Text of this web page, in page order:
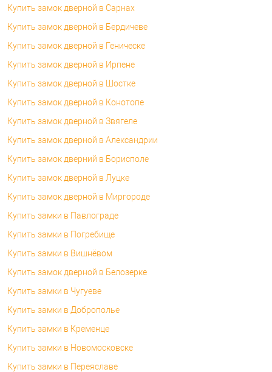
Купить замок дверной в Сарнах
Купить замок дверной в Бердичеве
Купить замок дверной в Геническе
Купить замок дверной в Ирпене
Купить замок дверной в Шостке
Купить замок дверной в Конотопе
Купить замок дверной в Звягеле
Купить замок дверной в Александрии
Купить замок дверний в Борисполе
Купить замок дверной в Луцке
Купить замок дверной в Миргороде
Купить замки в Павлограде
Купить замки в Погребище
Купить замки в Вишнёвом
Купить замок дверной в Белозерке
Купить замки в Чугуеве
Купить замки в Доброполье
Купить замки в Кременце
Купить замки в Новомосковске
Купить замки в Переяславе